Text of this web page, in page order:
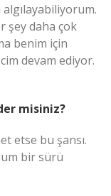
algılayabiliyorum.
şey daha çok
benim için
devam ediyor.
misiniz?
etse bu şansı.
bir sürü